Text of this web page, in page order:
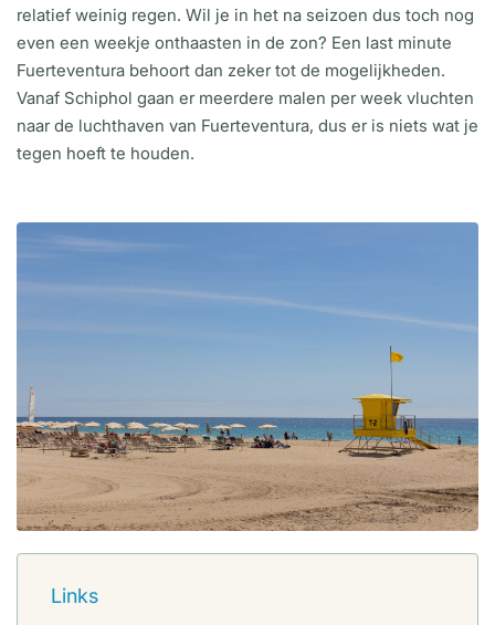
relatief weinig regen. Wil je in het na seizoen dus toch nog
even een weekje onthaasten in de zon? Een last minute
Fuerteventura behoort dan zeker tot de mogelijkheden.
Vanaf Schiphol gaan er meerdere malen per week vluchten
naar de luchthaven van Fuerteventura, dus er is niets wat je
tegen hoeft te houden.
Links